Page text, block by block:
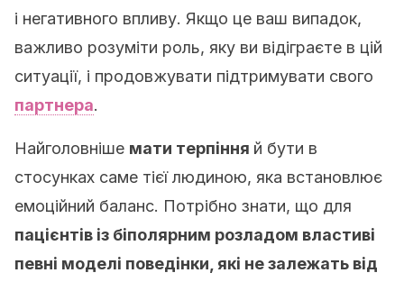
і негативного впливу. Якщо це ваш випадок,
важливо розуміти роль, яку ви відіграєте в цій
ситуації, і продовжувати підтримувати свого
партнера.
Найголовніше мати терпіння й бути в
стосунках саме тієї людиною, яка встановлює
емоційний баланс. Потрібно знати, що для
пацієнтів із біполярним розладом властиві
певні моделі поведінки, які не залежать від